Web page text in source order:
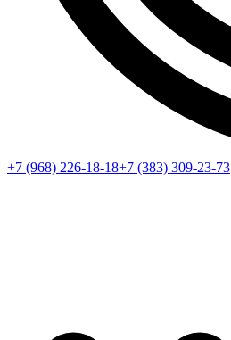
+7 (968) 226-18-18+7 (383) 309-23-73